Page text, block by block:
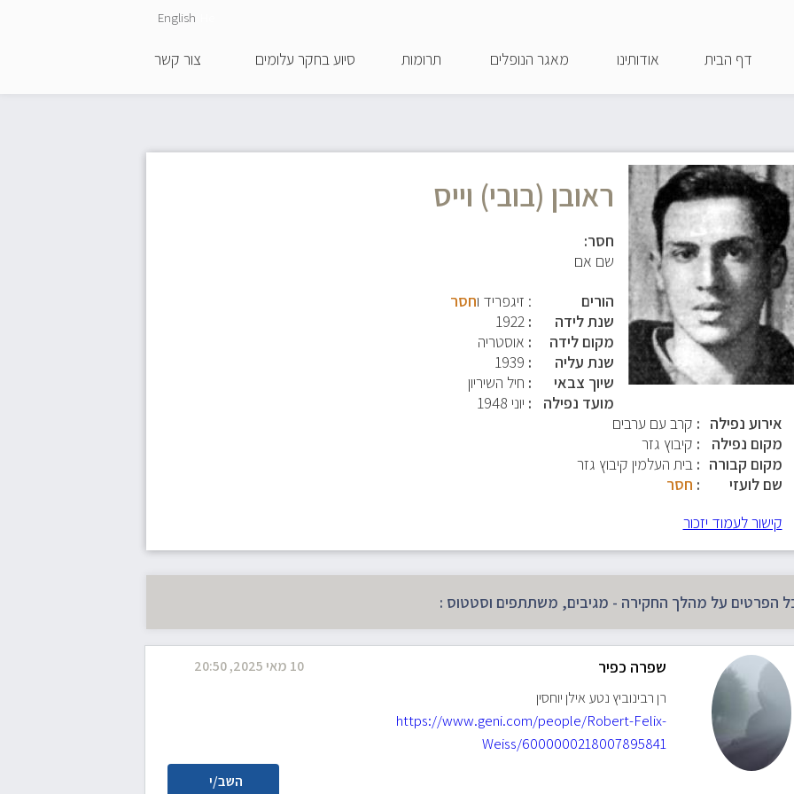
העיקרי
דף הבית אודותינו מאגר הנופלים תרומות סיוע בחקר עלומים צור קשר
English
ראובן (בובי) וייס
חסר:
שם אם
הורים
: זיגפריד וחסר
שנת לידה
1922
מקום לידה
אוסטריה
שנת עליה
1939
שיוך צבאי
חיל השיריון
מועד נפילה
יוני 1948
אירוע נפילה
קרב עם ערבים
מקום נפילה
קיבוץ גזר
מקום קבורה
בית העלמין קיבוץ גזר
שם לועזי
חסר
קישור לעמוד יזכור
הפרטים על מהלך החקירה - מגיבים, משתתפים וסטטוס :
שפרה כפיר 10 מאי 2025, 20:50
רן רבינוביץ נטע אילן יוחסין
https://www.geni.com/people/Robert-Felix-
Weiss/6000000218007895841
השב/י